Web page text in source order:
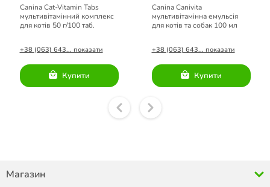
Canina Cat-Vitamin Tabs
мультивітамінний комплекс
для котів 50 г/100 таб.
+38 (063) 643... показати
Купити
Canina Canivita
мультивітамінна емульсія
для котів та собак 100 мл
+38 (063) 643... показати
Купити
Магазин